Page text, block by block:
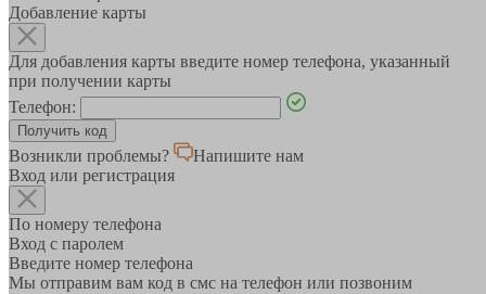
Добавление карты
Для добавления карты введите номер телефона, указанный
при получении карты
Телефон:
Возникли проблемы?
Напишите нам
Вход или регистрация
По номеру телефона
Вход с паролем
Введите номер телефона
Мы отправим вам код в смс на телефон или позвоним